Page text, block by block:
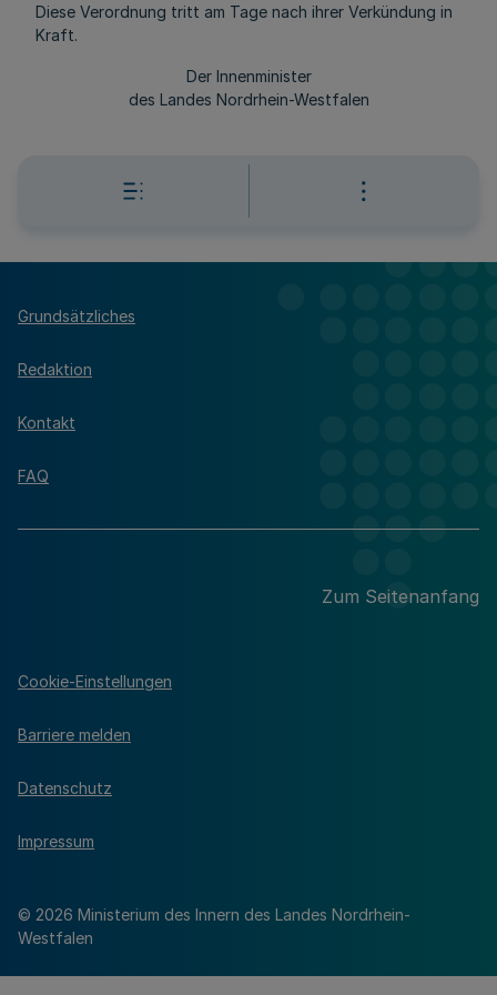
Diese Verordnung tritt am Tage nach ihrer Verkündung in
Kraft.
Der Innenminister
des Landes Nordrhein-Westfalen
Grundsätzliches
Redaktion
Kontakt
FAQ
Zum Seitenanfang
© 2026 Ministerium des Innern des Landes Nordrhein-
Westfalen
Cookie-Einstellungen
Barriere melden
Datenschutz
Impressum